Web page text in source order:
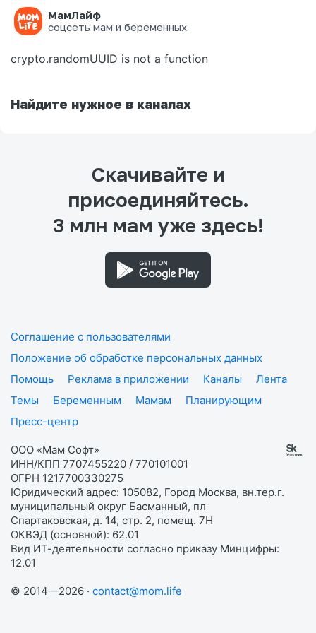
МамЛайф
соцсеть мам и беременных
Ошибка на странице
crypto.randomUUID is not a function
Найдите нужное в каналах
Скачивайте и
присоединяйтесь.
3 млн мам уже здесь!
Соглашение с пользователями
Положение об обработке персональных данных
Помощь
Реклама в приложении Каналы
Лента
Темы
Беременным Мамам
Планирующим
Пресс-центр
ООО «Мам Софт»
ИНН/КПП 7707455220 / 770101001
ОГРН 1217700330275
Юридический адрес: 105082, Город Москва, вн.тер.г.
муниципальный округ Басманный, пл
Спартаковская, д. 14, стр. 2, помещ. 7Н
ОКВЭД (основной): 62.01
Вид ИТ-деятельности согласно приказу Минцифры:
12.01
© 2014—2026 · contact@mom.life